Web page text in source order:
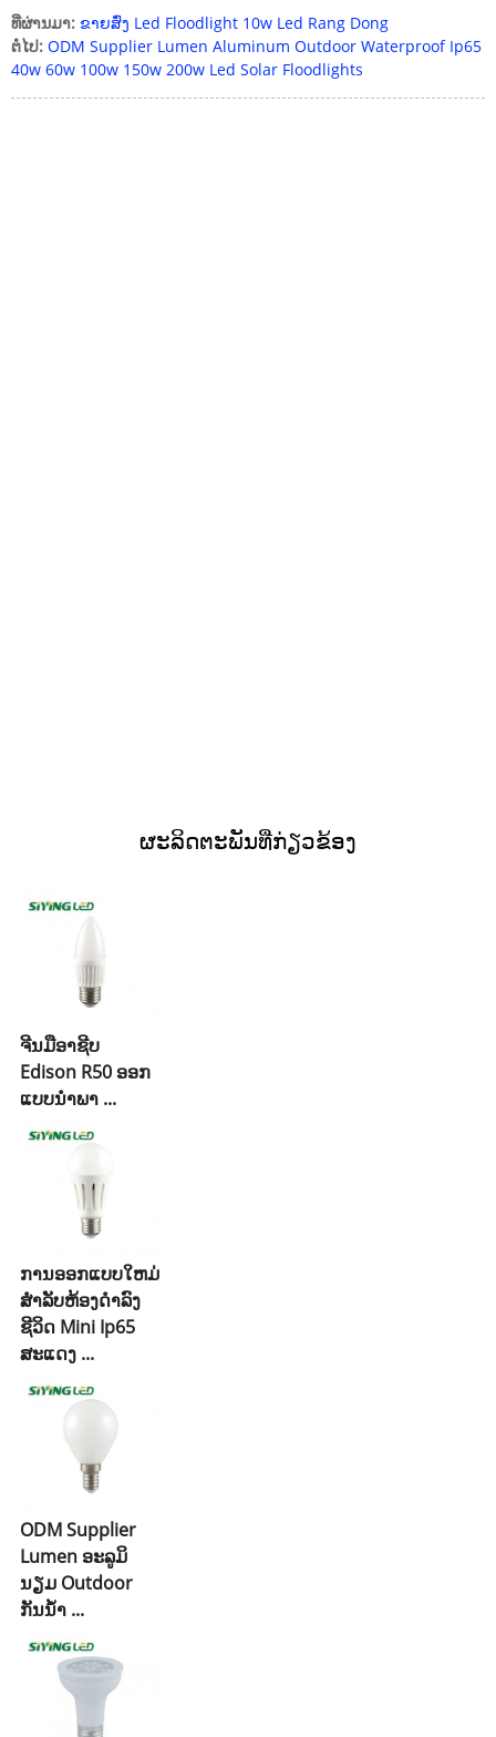
ທີ່ຜ່ານມາ: ຂາຍສົ່ງ Led Floodlight 10w Led Rang Dong
ຕໍ່ໄປ: ODM Supplier Lumen Aluminum Outdoor Waterproof Ip65
40w 60w 100w 150w 200w Led Solar Floodlights
ຜະລິດຕະພັນທີ່ກ່ຽວຂ້ອງ
ຈີນມືອາຊີບ
Edison R50 ອອກ
ແບບນໍາພາ ...
ການອອກແບບໃຫມ່
ສໍາລັບຫ້ອງດໍາລົງ
ຊີວິດ Mini Ip65
ສະແດງ ...
ODM Supplier
Lumen ອະລູມິ
ນຽມ Outdoor
ກັນນ້ໍາ ...